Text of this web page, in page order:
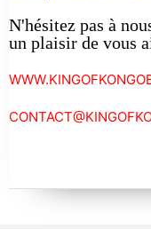
N'hésitez pas à
un plaisir de vous